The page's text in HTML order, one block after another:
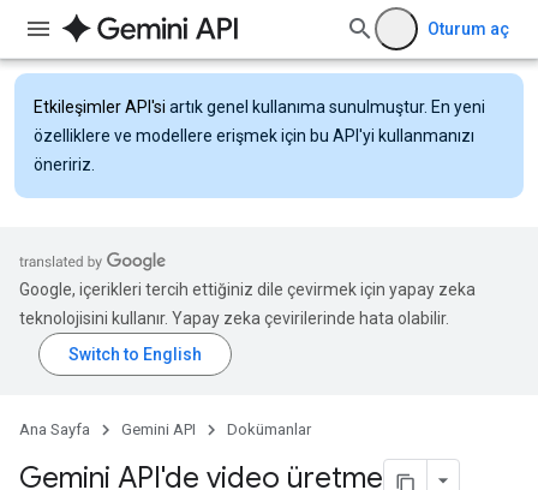
Oturum aç
Etkileşimler API'si artık genel kullanıma sunulmuştur. En yeni
özelliklere ve modellere erişmek için bu API'yi kullanmanızı
öneririz.
Google, içerikleri tercih ettiğiniz dile çevirmek için yapay zeka
teknolojisini kullanır. Yapay zeka çevirilerinde hata olabilir.
Ana Sayfa Gemini API Dokümanlar
Gemini API'de video üretme